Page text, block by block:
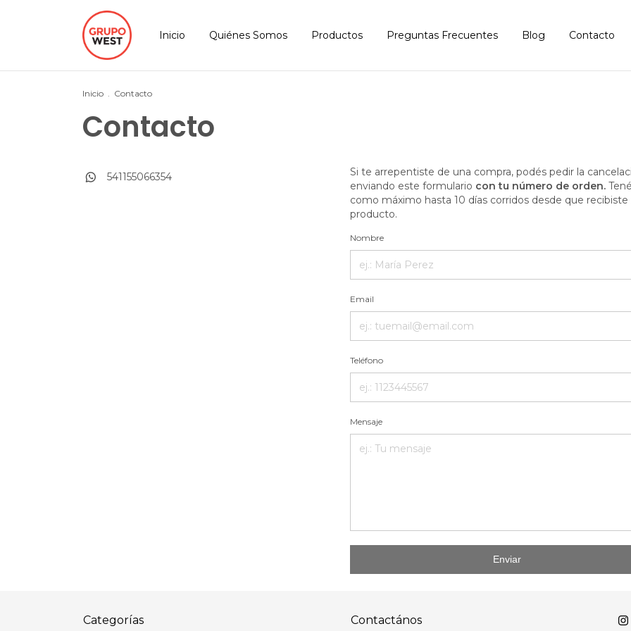
Inicio Quiénes Somos Productos Preguntas Frecuentes Blog Contacto
Inicio . Contacto
Contacto
541155066354
Si te arrepentiste de una compra, podés pedir la
enviando este formulario con tu número de orden.
como máximo hasta 10 días corridos desde que recibiste
producto.
Nombre
Email
Teléfono
Mensaje
Enviar
Categorías Contactános